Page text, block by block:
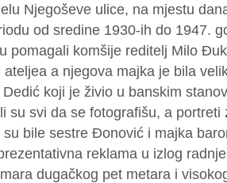
Njegoševe ulice, na mjestu
od sredine 1930-ih do 1947.
pomagali komšije reditelj Milo
ateljea a njegova majka je bila
koji je živio u banskim
su svi da se fotografišu, a portreti
su bile sestre Đonović i majka
reklama u izlog
dugačkog pet metara i